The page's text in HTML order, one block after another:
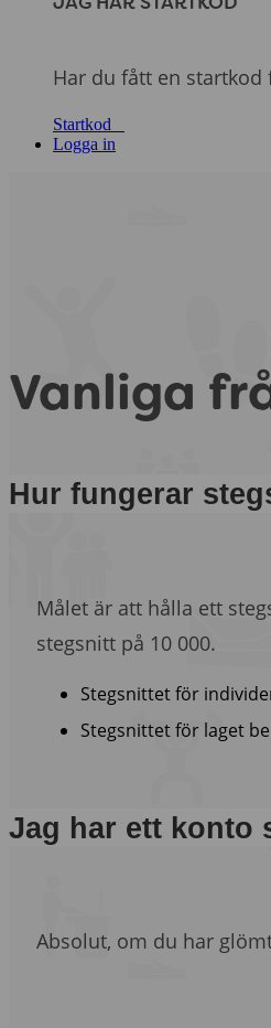
Har du fått en startkod
Startkod
Logga in
Vanliga
Hur fungerar
Målet är att hålla ett
stegsnitt på 10 000.
Stegsnittet för
Stegsnittet för laget
Jag har ett konto
Absolut, om du har